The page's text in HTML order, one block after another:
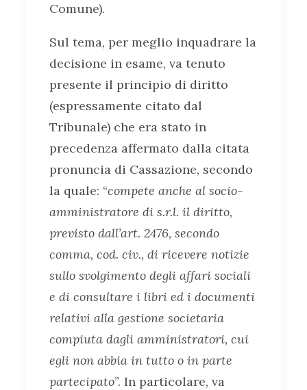
Comune).
Sul tema, per meglio inquadrare la
decisione in esame, va tenuto
presente il principio di diritto
(espressamente citato dal
Tribunale) che era stato in
precedenza affermato dalla citata
pronuncia di Cassazione, secondo
la quale: “compete anche al socio-
amministratore di s.r.l. il diritto,
previsto dall’art. 2476, secondo
comma, cod. civ., di ricevere notizie
sullo svolgimento degli affari sociali
e di consultare i libri ed i documenti
relativi alla gestione societaria
compiuta dagli amministratori, cui
egli non abbia in tutto o in parte
partecipato”. In particolare, va